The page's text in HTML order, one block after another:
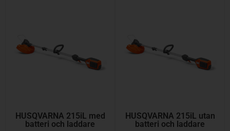
HUSQVARNA 215iL med
batteri och laddare
HUSQVARNA 215iL utan
batteri och laddare